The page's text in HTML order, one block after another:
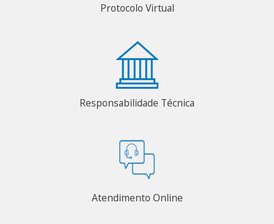
Protocolo Virtual
Responsabilidade Técnica
Atendimento Online